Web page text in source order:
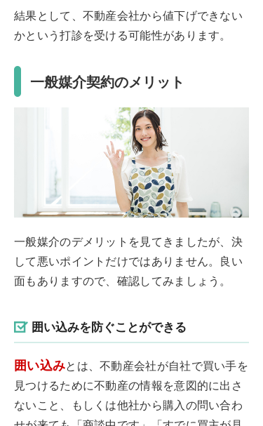
結果として、不動産会社から値下げできない
かという打診を受ける可能性があります。
一般媒介契約のメリット
一般媒介のデメリットを見てきましたが、決
して悪いポイントだけではありません。良い
面もありますので、確認してみましょう。
囲い込みを防ぐことができる
囲い込みとは、不動産会社が自社で買い手を
見つけるために不動産の情報を意図的に出さ
ないこと、もしくは他社から購入の問い合わ